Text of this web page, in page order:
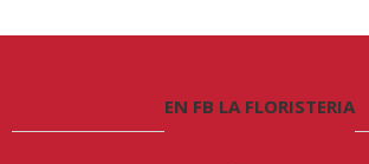
EN FB LA FLORISTERIA